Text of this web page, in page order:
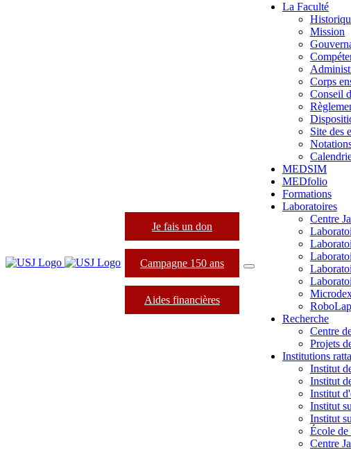
Je fais un don
Campagne 150 ans
Aides financières
La Faculté
Mission
Corps
Conseil
Site des
MEDSIM
MEDfolio
Formations
Laboratoires
Centre
Recherche
Centre
Projets
Institutions
Institut
Institut
Institut
Institut
Institut
École de
Centre